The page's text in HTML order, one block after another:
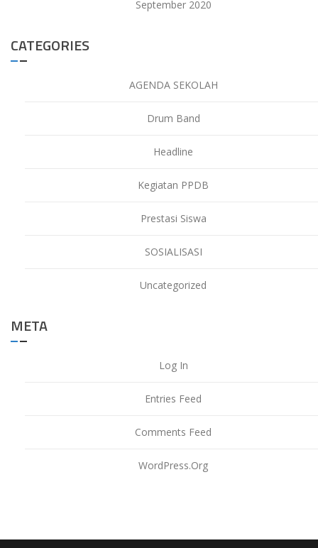
September 2020
CATEGORIES
AGENDA SEKOLAH
Drum Band
Headline
Kegiatan PPDB
Prestasi Siswa
SOSIALISASI
Uncategorized
META
Log In
Entries Feed
Comments Feed
WordPress.org